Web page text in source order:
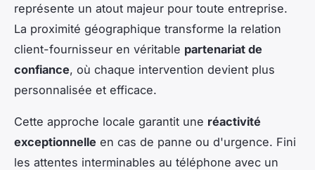
représente un atout majeur pour toute entreprise.
La proximité géographique transforme la relation
client-fournisseur en véritable partenariat de
confiance, où chaque intervention devient plus
personnalisée et efficace.
Cette approche locale garantit une réactivité
exceptionnelle en cas de panne ou d'urgence. Fini
les attentes interminables au téléphone avec un